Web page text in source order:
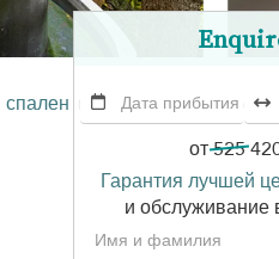
спален (5 villas) Sunset Rock
от525
Гарантия лучшей
и обслуживание